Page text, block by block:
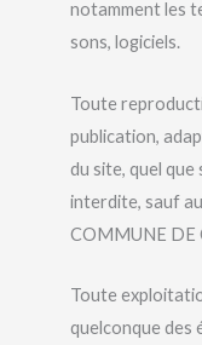
notamment les
sons, logiciels.
Toute
publication,
du site, quel
interdite, sauf
COMMUNE DE
Toute
quelconque des